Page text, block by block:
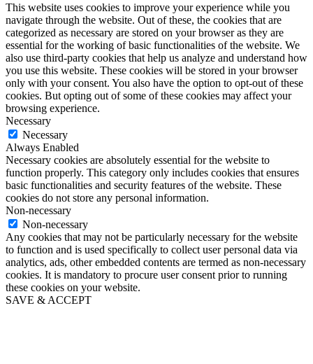
This website uses cookies to improve your experience while you
navigate through the website. Out of these, the cookies that are
categorized as necessary are stored on your browser as they are
essential for the working of basic functionalities of the website. We
also use third-party cookies that help us analyze and understand how
you use this website. These cookies will be stored in your browser
only with your consent. You also have the option to opt-out of these
cookies. But opting out of some of these cookies may affect your
browsing experience.
Necessary
Necessary
Always Enabled
Necessary cookies are absolutely essential for the website to
function properly. This category only includes cookies that ensures
basic functionalities and security features of the website. These
cookies do not store any personal information.
Non-necessary
Non-necessary
Any cookies that may not be particularly necessary for the website
to function and is used specifically to collect user personal data via
analytics, ads, other embedded contents are termed as non-necessary
cookies. It is mandatory to procure user consent prior to running
these cookies on your website.
SAVE & ACCEPT